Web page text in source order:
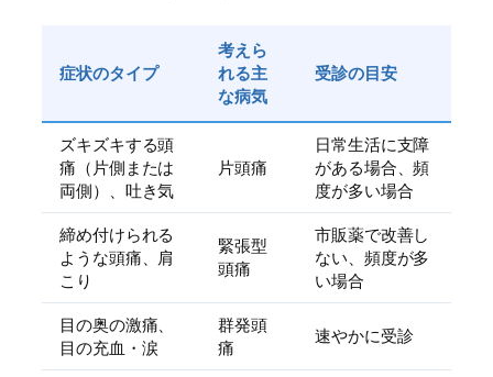
症状のタイプ
考えら
れる主
な病気
受診の目安
ズキズキする頭
痛（片側または
両側）、吐き気
片頭痛
日常生活に支障
がある場合、頻
度が多い場合
締め付けられる
ような頭痛、肩
こり
緊張型
頭痛
市販薬で改善し
ない、頻度が多
い場合
目の奥の激痛、
目の充血・涙
群発頭
痛
速やかに受診